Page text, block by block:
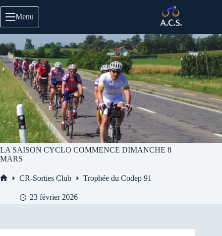
au
contenu
Menu
LA SAISON CYCLO COMMENCE DIMANCHE 8
MARS
CR-Sorties Club Trophée du Codep 91
23 février 2026